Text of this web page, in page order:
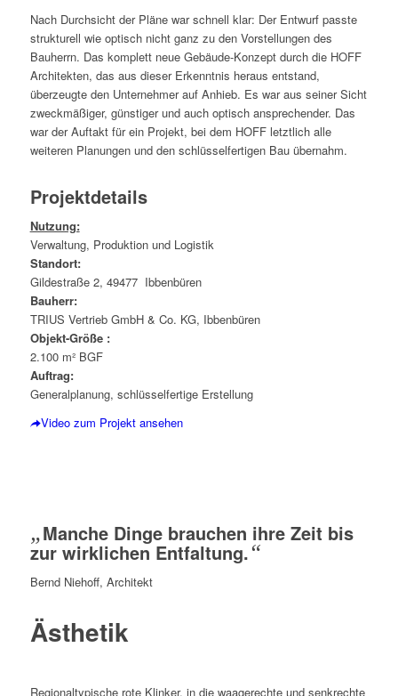
Nach Durchsicht der Pläne war schnell klar: Der Entwurf passte
strukturell wie optisch nicht ganz zu den Vorstellungen des
Bauherrn. Das komplett neue Gebäude-Konzept durch die HOFF
Architekten, das aus dieser Erkenntnis heraus entstand,
überzeugte den Unternehmer auf Anhieb. Es war aus seiner Sicht
zweckmäßiger, günstiger und auch optisch ansprechender. Das
war der Auftakt für ein Projekt, bei dem HOFF letztlich alle
weiteren Planungen und den schlüsselfertigen Bau übernahm.
Projektdetails
Nutzung:
Verwaltung, Produktion und Logistik
Standort:
Gildestraße 2, 49477 Ibbenbüren
Bauherr:
TRIUS Vertrieb GmbH & Co. KG, Ibbenbüren
Objekt-Größe :
2.100 m² BGF
Auftrag:
Generalplanung, schlüsselfertige Erstellung
Video zum Projekt ansehen
„Manche Dinge brauchen ihre Zeit bis
zur wirklichen Entfaltung.“
Bernd Niehoff, Architekt
Ästhetik
Regionaltypische rote Klinker, in die waagerechte und senkrechte